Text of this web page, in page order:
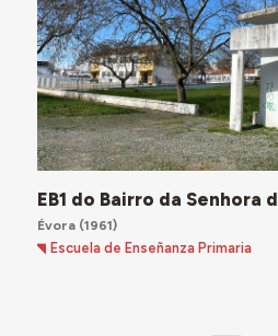
EB1 do Bairro da Senhora
Évora(1961)
Escuela de Enseñanza Primaria